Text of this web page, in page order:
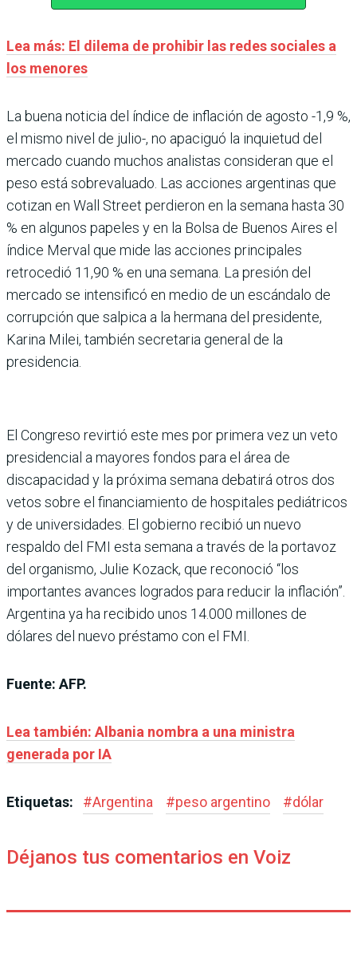
Lea más: El dilema de prohibir las redes sociales a
los menores
La buena noticia del índice de inflación de agosto -1,9 %,
el mismo nivel de julio-, no apaciguó la inquietud del
mercado cuando muchos analistas consideran que el
peso está sobrevaluado. Las acciones argentinas que
cotizan en Wall Street perdieron en la semana hasta 30
% en algunos papeles y en la Bolsa de Buenos Aires el
índice Merval que mide las acciones principales
retrocedió 11,90 % en una semana. La presión del
mercado se intensificó en medio de un escándalo de
corrupción que salpica a la hermana del presidente,
Karina Milei, también secretaria general de la
presidencia.
El Congreso revirtió este mes por primera vez un veto
presidencial a mayores fondos para el área de
discapacidad y la próxima semana debatirá otros dos
vetos sobre el financiamiento de hospitales pediátricos
y de universidades. El gobierno recibió un nuevo
respaldo del FMI esta semana a través de la portavoz
del organismo, Julie Kozack, que reconoció “los
importantes avances logrados para reducir la inflación”.
Argentina ya ha recibido unos 14.000 millones de
dólares del nuevo préstamo con el FMI.
Fuente: AFP.
Lea también: Albania nombra a una ministra
generada por IA
Etiquetas: #Argentina #peso argentino #dólar
Déjanos tus comentarios en Voiz